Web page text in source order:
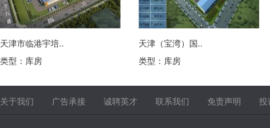
天津市临港宇培..
类型：库房
13315035527
天津（宝湾）国..
类型：库房
13315035527
关于我们
广告承接 诚聘英才 联系我们 免责声明 投